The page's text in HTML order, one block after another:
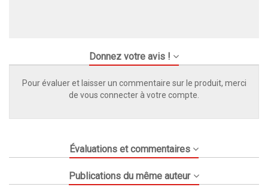
Donnez votre avis !
Pour évaluer et laisser un commentaire sur le produit, merci
de vous connecter à votre compte.
Évaluations et commentaires
Publications du même auteur